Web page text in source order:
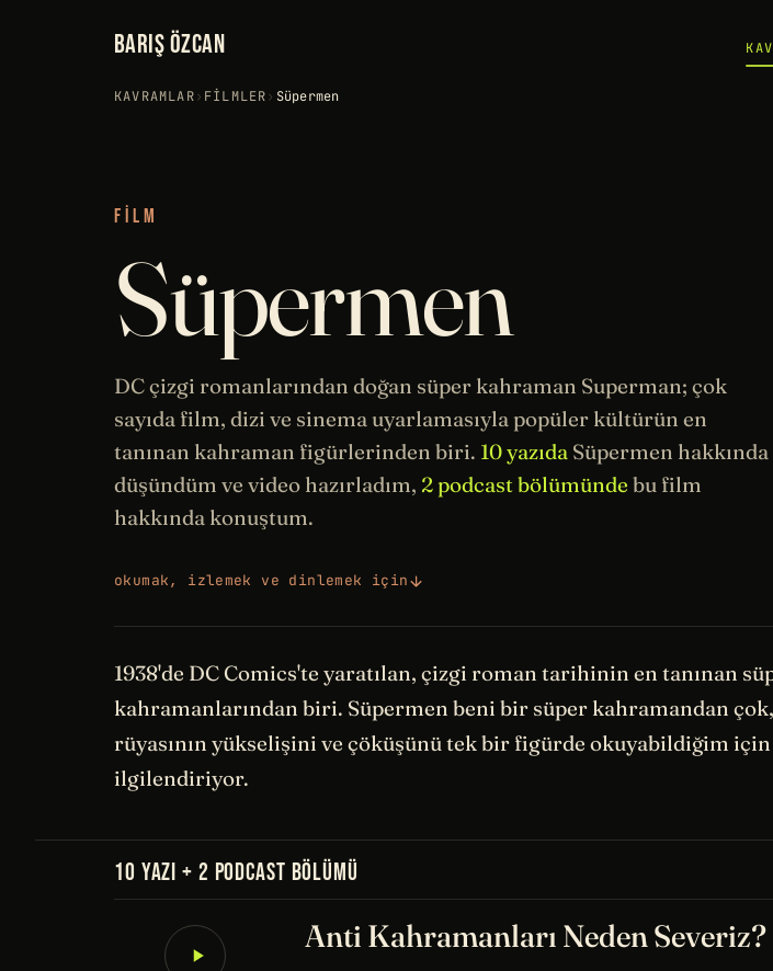
BARIŞ ÖZCAN
KAVRAMLAR› FILMLER› Süpermen
FILM
Süpermen
DC çizgi romanlarından doğan süper kahraman Superman; çok
sayıda film, dizi ve sinemauyarlamasıyla popüler kültürün en
tanınan kahraman figürlerinden biri. 10 yazıda Süpermen hakkında
düşündüm ve video hazırladım, 2 podcast bölümünde bu film
hakkında konuştum.
okumak, izlemek ve dinlemek için
1938'de DC Comics'te yaratılan, çizgi roman tarihinin en tanınan
kahramanlarından biri. Süpermen beni bir süper kahramandan
rüyasının yükselişini ve çöküşünü tek bir figürde okuyabildiğim için
ilgilendiriyor.
10 YAZI + 2 PODCAST BÖLÜMÜ
Anti Kahramanları Neden Severiz?